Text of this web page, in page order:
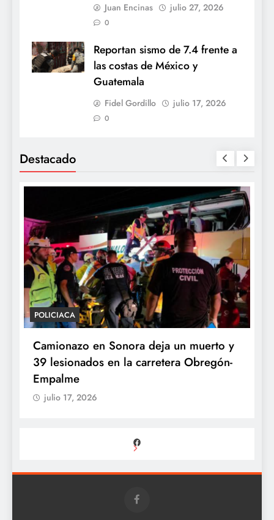
Juan Encinas julio 27, 2026
0
Reportan sismo de 7.4 frente a
las costas de México y
Guatemala
Fidel Gordillo julio 17, 2026
0
Destacado
POLICIACA
Camionazo en Sonora deja un muerto y
39 lesionados en la carretera Obregón-
Empalme
julio 17, 2026